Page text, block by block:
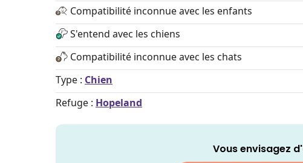
Compatibilité inconnue avec les enfants
S'entend avec les chiens
Compatibilité inconnue avec les chats
Type : Chien
Refuge : Hopeland
Vous envisagez